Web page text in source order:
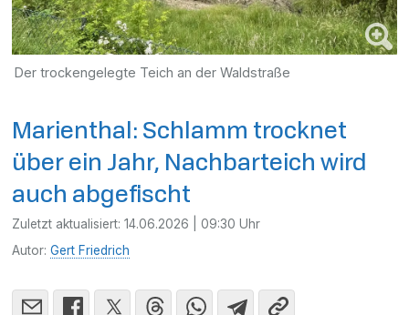
Der trockengelegte Teich an der Waldstraße
Marienthal: Schlamm trocknet
über ein Jahr, Nachbarteich wird
auch abgefischt
Zuletzt aktualisiert:14.06.2026 | 09:30 Uhr
Autor:Gert Friedrich